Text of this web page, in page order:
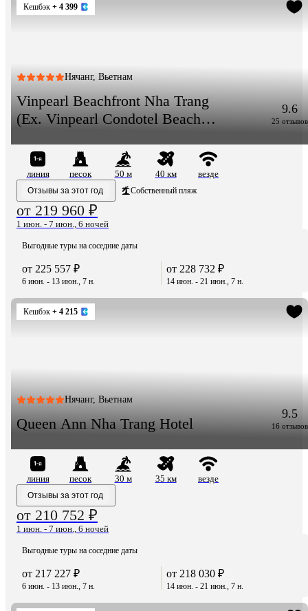
Кешбэк + 4 399
Нячанг, Вьетнам
Vinpearl Beachfront Nha Trang
(Ex. Vinpearl Condotel Beach
9.6
25 отзывов
линия песок 50 м 40 км
везде
Отзывы за этот год
Собственный пляж
от 219 960 ₽
1 июн. - 7 июн., 6 ночей
Выгодные туры на соседние даты
от 225 557 ₽
6 июн. - 13 июн., 7 н.
от 228 732 ₽
14 июн. - 21 июн., 7 н.
Кешбэк + 4 215
Нячанг, Вьетнам
Queen Ann Nha Trang Hotel
9.5
16 отзывов
линия песок 30 м 35 км
везде
Отзывы за этот год
от 210 752 ₽
1 июн. - 7 июн., 6 ночей
Выгодные туры на соседние даты
от 217 227 ₽
6 июн. - 13 июн., 7 н.
от 218 030 ₽
14 июн. - 21 июн., 7 н.